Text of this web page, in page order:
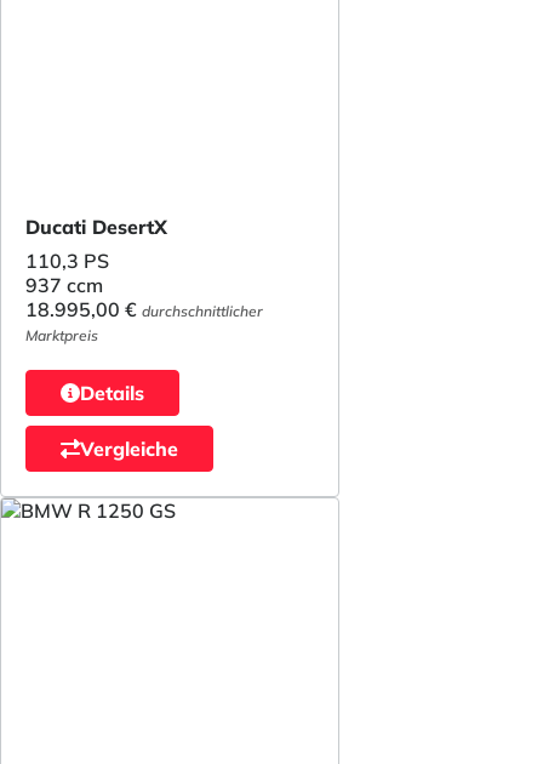
Ducati DesertX
110,3 PS
937 ccm
18.995,00 € durchschnittlicher
Marktpreis
Details
Vergleiche